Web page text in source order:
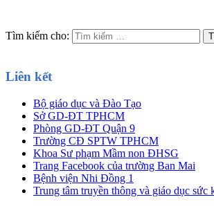
Tìm kiếm cho:
Liên kết
Bộ giáo dục và Đào Tạo
Sở GD-ĐT TPHCM
Phòng GD-ĐT Quận 9
Trường CĐ SPTW TPHCM
Khoa Sư phạm Mầm non ĐHSG
Trang Facebook của trường Ban Mai
Bệnh viện Nhi Đồng 1
Trung tâm truyền thông và giáo dục sức